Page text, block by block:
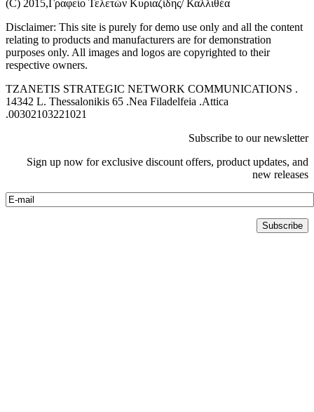
(C) 2015,Γραφείο Τελετών Κυριαζίδης/ Καλλιθέα
Disclaimer: This site is purely for demo use only and all the content
relating to products and manufacturers are for demonstration
purposes only. All images and logos are copyrighted to their
respective owners.
TZANETIS STRATEGIC NETWORK COMMUNICATIONS .
14342 L. Thessalonikis 65 .Nea Filadelfeia .Attica
.00302103221021
Subscribe to our newsletter
Sign up now for exclusive discount offers, product updates, and
new releases